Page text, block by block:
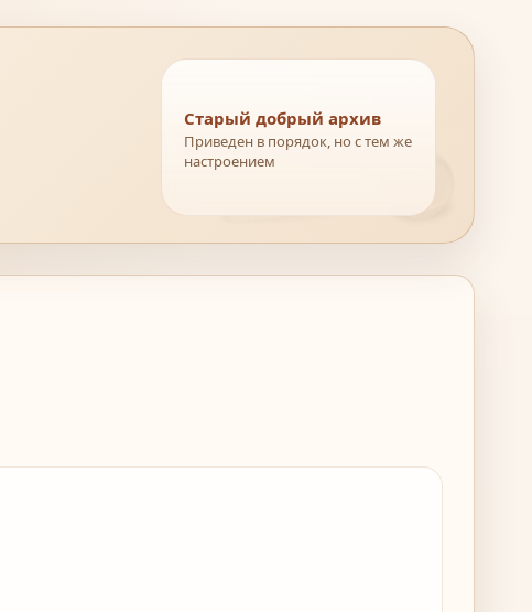
Старый добрый архив
Приведен в порядок, но с тем же
настроением